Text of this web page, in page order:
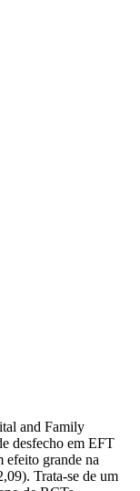
and Family
desfecho em EFT
efeito grande na
Trata-se de um